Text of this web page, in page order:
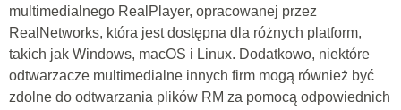
multimedialnego RealPlayer, opracowanej przez
RealNetworks, która jest dostępna dla różnych platform,
takich jak Windows, macOS i Linux. Dodatkowo, niektóre
odtwarzacze multimedialne innych firm mogą również być
zdolne do odtwarzania plików RM za pomocą odpowiednich